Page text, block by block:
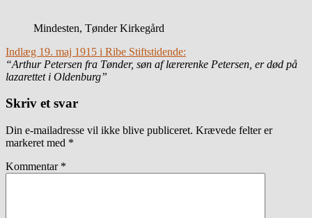
Mindesten, Tønder Kirkegård
Indlæg 19. maj 1915 i Ribe Stiftstidende:
“Arthur Petersen fra Tønder, søn af lærerenke Petersen, er død på
lazarettet i Oldenburg”
Skriv et svar
Din e-mailadresse vil ikke blive publiceret. Krævede felter er
markeret med *
Kommentar *